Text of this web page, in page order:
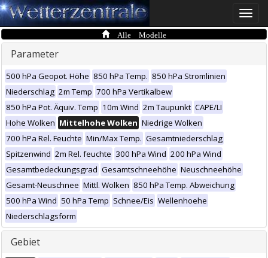
Toggle
Alle Modelle
Parameter
500 hPa Geopot. Höhe 850 hPa Temp. 850 hPa Stromlinien
Niederschlag 2m Temp 700 hPa Vertikalbew
850 hPa Pot. Äquiv. Temp 10m Wind 2m Taupunkt CAPE/LI
Hohe Wolken Mittelhohe Wolken Niedrige Wolken
700 hPa Rel. Feuchte Min/Max Temp. Gesamtniederschlag
Spitzenwind 2m Rel. feuchte 300 hPa Wind 200 hPa Wind
Gesamtbedeckungsgrad Gesamtschneehöhe Neuschneehöhe
Gesamt-Neuschnee Mittl. Wolken 850 hPa Temp. Abweichung
500 hPa Wind 50 hPa Temp Schnee/Eis Wellenhoehe
Niederschlagsform
Gebiet